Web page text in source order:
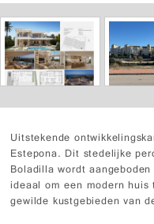
Uitstekende
Estepona. Dit stedelijke
Boladilla wordt
ideaal om een modern
gewilde kustgebieden van